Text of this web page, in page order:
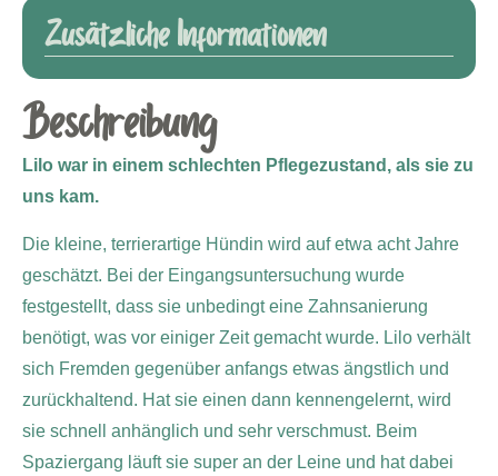
Zusätzliche Informationen
Beschreibung
Lilo war in einem schlechten Pflegezustand, als sie zu
uns kam.
Die kleine, terrierartige Hündin wird auf etwa acht Jahre
geschätzt. Bei der Eingangsuntersuchung wurde
festgestellt, dass sie unbedingt eine Zahnsanierung
benötigt, was vor einiger Zeit gemacht wurde. Lilo verhält
sich Fremden gegenüber anfangs etwas ängstlich und
zurückhaltend. Hat sie einen dann kennengelernt, wird
sie schnell anhänglich und sehr verschmust. Beim
Spaziergang läuft sie super an der Leine und hat dabei